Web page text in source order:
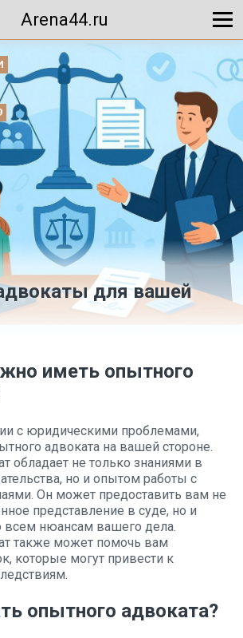
Arena44.ru
для вашей
иметь опытного
с юридическими проблемами,
адвоката на вашей стороне.
обладает не только знаниями в
но и опытом работы с
Он может предоставить вам не
представление в суде, но и
всем нюансам вашего дела.
также может помочь вам
которые могут привести к
опытного адвоката?